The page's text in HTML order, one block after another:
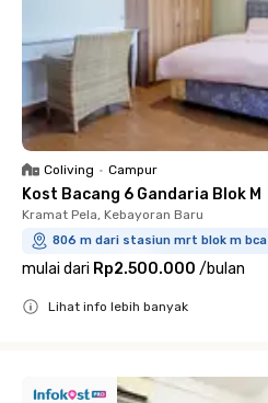
Coliving • Campur
Kost Bacang 6 Gandaria Blok M
Kramat Pela, Kebayoran Baru
806 m dari stasiun mrt blok m bca
mulai dari Rp2.500.000 /bulan
Lihat info lebih banyak